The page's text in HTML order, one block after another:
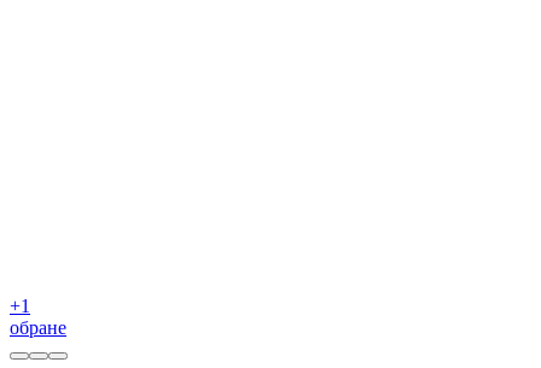
+1
обране